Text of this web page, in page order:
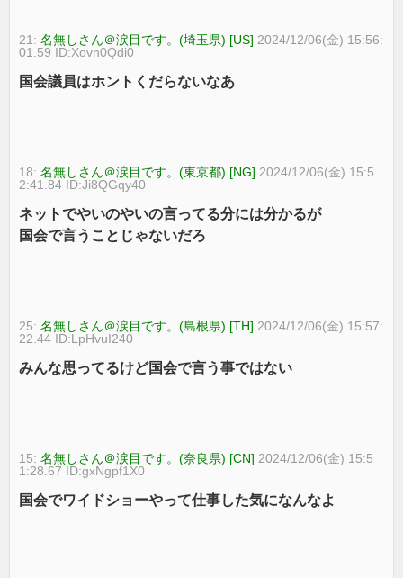
21:名無しさん＠涙目です。(埼玉県) [US] 2024/12/06(金) 15:56:
01.59 ID:Xovn0Qdi0
国会議員はホントくだらないなあ
18:名無しさん＠涙目です。(東京都) [NG] 2024/12/06(金) 15:5
2:41.84 ID:Ji8QGqy40
ネットでやいのやいの言ってる分には分かるが
国会で言うことじゃないだろ
25:名無しさん＠涙目です。(島根県) [TH] 2024/12/06(金) 15:57:
22.44 ID:LpHvuI240
みんな思ってるけど国会で言う事ではない
15:名無しさん＠涙目です。(奈良県) [CN] 2024/12/06(金) 15:5
1:28.67 ID:gxNgpf1X0
国会でワイドショーやって仕事した気になんなよ